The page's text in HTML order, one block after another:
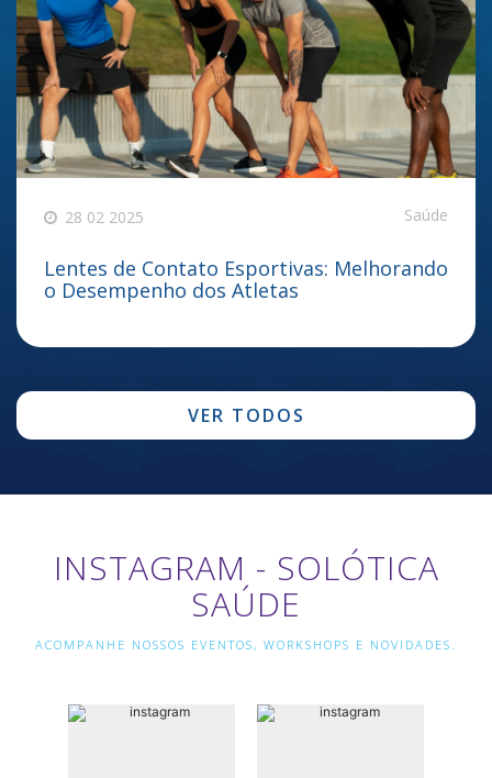
28 02 2025 Saúde
Lentes de Contato Esportivas: Melhorando
o Desempenho dos Atletas
VER TODOS
INSTAGRAM - SOLÓTICA
SAÚDE
ACOMPANHE NOSSOS EVENTOS, WORKSHOPS E NOVIDADES.